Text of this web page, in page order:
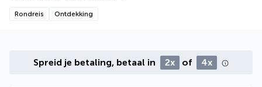
Rondreis Ontdekking
Spreid je betaling, betaal in 2x of 4x